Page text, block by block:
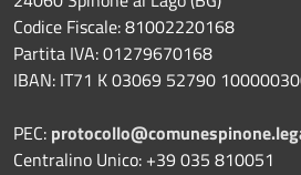
Codice Fiscale: 81002220168
Partita IVA: 01279670168
IBAN: IT71 K 03069 52790
PEC:
Centralino Unico: +39 035 810051